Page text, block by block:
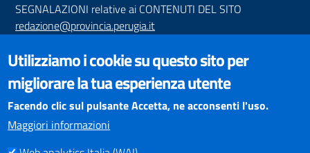
SEGNALAZIONI relative ai CONTENUTI DEL SITO
redazione@provincia.perugia.it
VISUALIZZAZIONE CONTENUTI
Il sito internet della Provincia di Perugia è ottimizzato per
essere visualizzato dai principali browser aggiornati. L'uso di
browser non aggiornati può creare problemi di visualizzazione
dei contenuti.
Utilizziamo i cookie su questo sito per
migliorare la tua esperienza utente
Facendo clic sul pulsante Accetta, ne acconsenti l'uso.
Maggiori informazioni